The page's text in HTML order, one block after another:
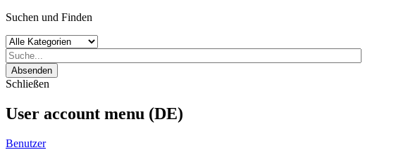
Suchen und Finden
Absenden
Schließen
User account menu (DE)
Benutzer